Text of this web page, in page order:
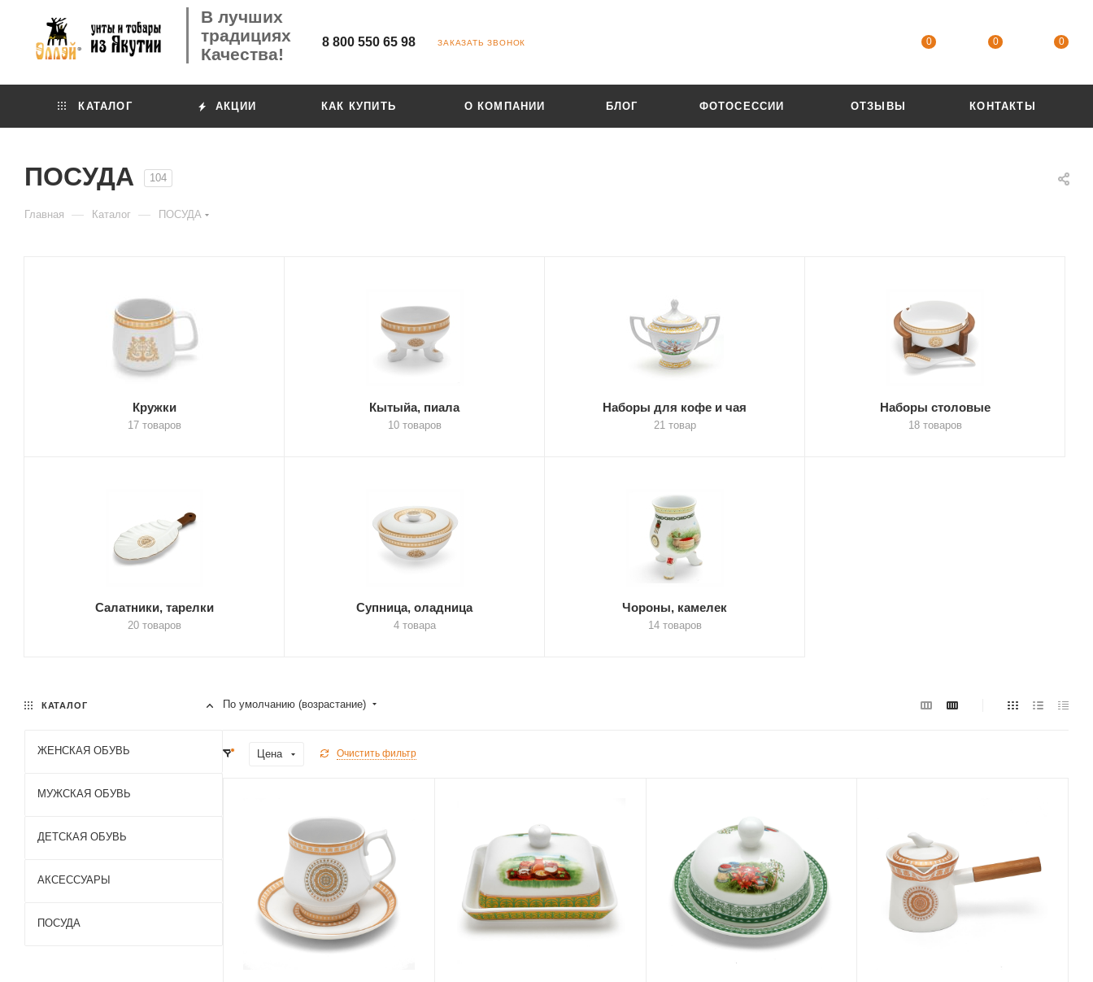
В лучших
традициях
Качества!
8 800 550 65 98 ЗАКАЗАТЬ ЗВОНОК 0 0 0
КАТАЛОГ АКЦИИ КАК КУПИТЬ О КОМПАНИИ БЛОГ ФОТОСЕССИИ ОТЗЫВЫ КОНТАКТЫ
ПОСУДА 104
Главная — Каталог — ПОСУДА
Кружки
17 товаров
Кытыйа, пиала
10 товаров
Наборы для кофе и чая
21 товар
Наборы столовые
18 товаров
Салатники, тарелки
20 товаров
Супница, оладница
4 товара
Чороны, камелек
14 товаров
По умолчанию (возрастание)
Цена Очистить фильтр
КАТАЛОГ
ЖЕНСКАЯ ОБУВЬ
МУЖСКАЯ ОБУВЬ
ДЕТСКАЯ ОБУВЬ
АКСЕССУАРЫ
ПОСУДА